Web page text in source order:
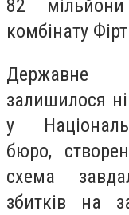
82
комбінату
Державне
залишилося
у
бюро,
схема
збитків на